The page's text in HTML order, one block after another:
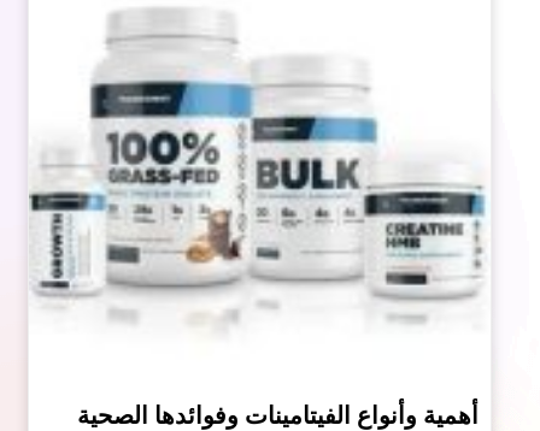
أهمية وأنواع الفيتامينات وفوائدها الصحية